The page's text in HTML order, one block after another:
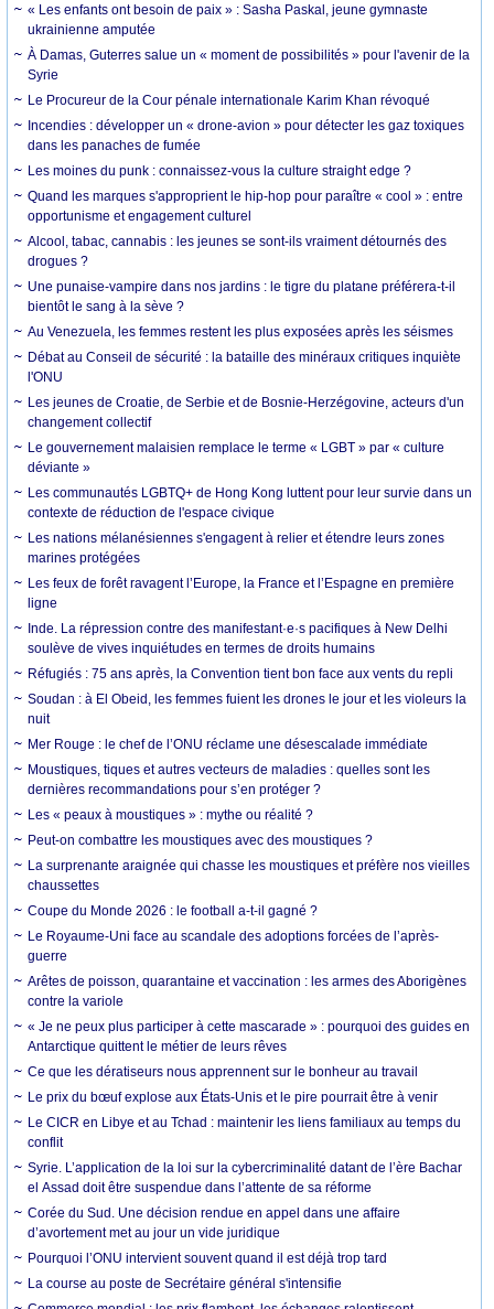
« Les enfants ont besoin de paix » : Sasha Paskal, jeune gymnaste
ukrainienne amputée
À Damas, Guterres salue un « moment de possibilités » pour l'avenir de la
Syrie
Le Procureur de la Cour pénale internationale Karim Khan révoqué
Incendies : développer un « drone-avion » pour détecter les gaz toxiques
dans les panaches de fumée
Les moines du punk : connaissez-vous la culture straight edge ?
Quand les marques s'approprient le hip-hop pour paraître « cool » : entre
opportunisme et engagement culturel
Alcool, tabac, cannabis : les jeunes se sont-ils vraiment détournés des
drogues ?
Une punaise-vampire dans nos jardins : le tigre du platane préférera-t-il
bientôt le sang à la sève ?
Au Venezuela, les femmes restent les plus exposées après les séismes
Débat au Conseil de sécurité : la bataille des minéraux critiques inquiète
l'ONU
Les jeunes de Croatie, de Serbie et de Bosnie-Herzégovine, acteurs d'un
changement collectif
Le gouvernement malaisien remplace le terme « LGBT » par « culture
déviante »
Les communautés LGBTQ+ de Hong Kong luttent pour leur survie dans un
contexte de réduction de l'espace civique
Les nations mélanésiennes s'engagent à relier et étendre leurs zones
marines protégées
Les feux de forêt ravagent l’Europe, la France et l’Espagne en première
ligne
Inde. La répression contre des manifestant·e·s pacifiques à New Delhi
soulève de vives inquiétudes en termes de droits humains
Réfugiés : 75 ans après, la Convention tient bon face aux vents du repli
Soudan : à El Obeid, les femmes fuient les drones le jour et les violeurs la
nuit
Mer Rouge : le chef de l’ONU réclame une désescalade immédiate
Moustiques, tiques et autres vecteurs de maladies : quelles sont les
dernières recommandations pour s’en protéger ?
Les « peaux à moustiques » : mythe ou réalité ?
Peut-on combattre les moustiques avec des moustiques ?
La surprenante araignée qui chasse les moustiques et préfère nos vieilles
chaussettes
Coupe du Monde 2026 : le football a-t-il gagné ?
Le Royaume-Uni face au scandale des adoptions forcées de l’après-
guerre
Arêtes de poisson, quarantaine et vaccination : les armes des Aborigènes
contre la variole
« Je ne peux plus participer à cette mascarade » : pourquoi des guides en
Antarctique quittent le métier de leurs rêves
Ce que les dératiseurs nous apprennent sur le bonheur au travail
Le prix du bœuf explose aux États-Unis et le pire pourrait être à venir
Le CICR en Libye et au Tchad : maintenir les liens familiaux au temps du
conflit
Syrie. L’application de la loi sur la cybercriminalité datant de l’ère Bachar
el Assad doit être suspendue dans l’attente de sa réforme
Corée du Sud. Une décision rendue en appel dans une affaire
d’avortement met au jour un vide juridique
Pourquoi l’ONU intervient souvent quand il est déjà trop tard
La course au poste de Secrétaire général s'intensifie